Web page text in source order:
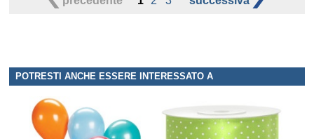
POTRESTI ANCHE ESSERE INTERESSATO A